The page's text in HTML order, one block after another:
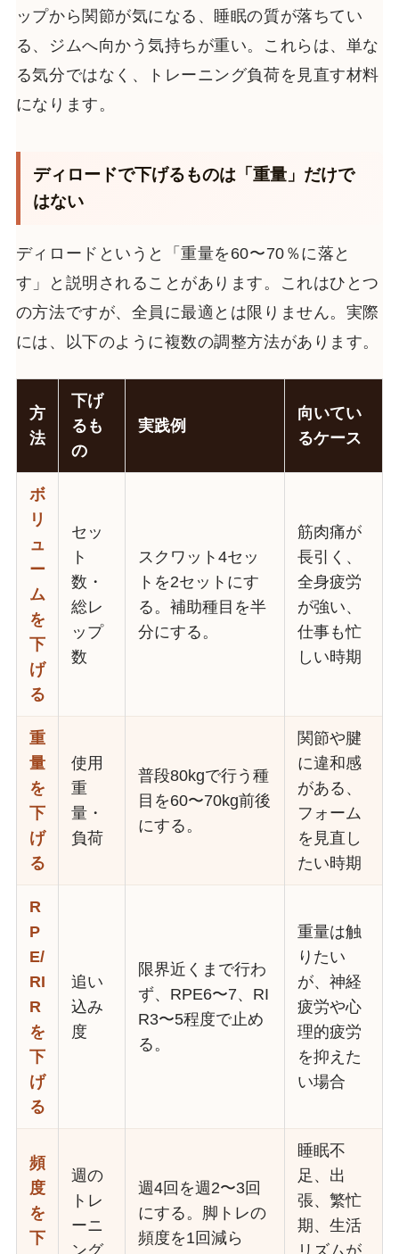
ップから関節が気になる、睡眠の質が落ちてい
る、ジムへ向かう気持ちが重い。これらは、単な
る気分ではなく、トレーニング負荷を見直す材料
になります。
ディロードで下げるものは「重量」だけで
はない
ディロードというと「重量を60〜70％に落と
す」と説明されることがあります。これはひとつ
の方法ですが、全員に最適とは限りません。実際
には、以下のように複数の調整方法があります。
方
法
下げ
るも
の
実践例
向いてい
るケース
ボ
リ
ュ
ー
ム
を
下
げ
る
セッ
ト
数・
総レ
ップ
数
スクワット4セッ
トを2セットにす
る。補助種目を半
分にする。
筋肉痛が
長引く、
全身疲労
が強い、
仕事も忙
しい時期
重
量
を
下
げ
る
使用
重
量・
負荷
普段80kgで行う種
目を60〜70kg前後
にする。
関節や腱
に違和感
がある、
フォーム
を見直し
たい時期
R
P
E/
RI
R
を
下
げ
る
追い
込み
度
限界近くまで行わ
ず、RPE6〜7、RI
R3〜5程度で止め
る。
重量は触
りたい
が、神経
疲労や心
理的疲労
を抑えた
い場合
頻
度
を
下
週の
トレ
ーニ
ング
週4回を週2〜3回
にする。脚トレの
頻度を1回減ら
睡眠不
足、出
張、繁忙
期、生活
リズムが